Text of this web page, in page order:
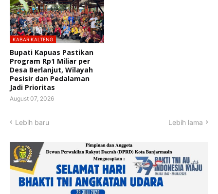
KABAR KALTENG
Bupati Kapuas Pastikan
Program Rp1 Miliar per
Desa Berlanjut, Wilayah
Pesisir dan Pedalaman
Jadi Prioritas
August 07, 2026
Lebih baru Lebih lama